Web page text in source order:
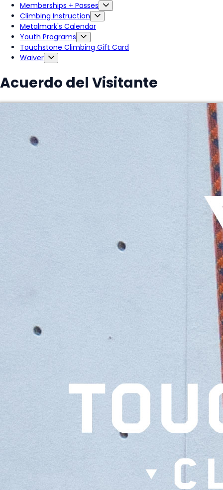
Memberships + Passes
Climbing Instruction
Metalmark's Calendar
Youth Programs
Touchstone Climbing Gift Card
Waiver
Acuerdo del Visitante